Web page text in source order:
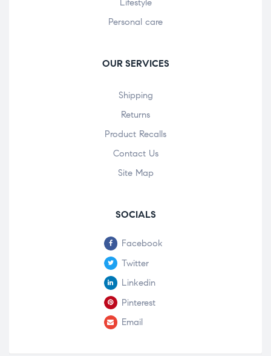
Lifestyle
Personal care
OUR SERVICES
Shipping
Returns
Product Recalls
Contact Us
Site Map
SOCIALS
Facebook
Twitter
Linkedin
Pinterest
Email